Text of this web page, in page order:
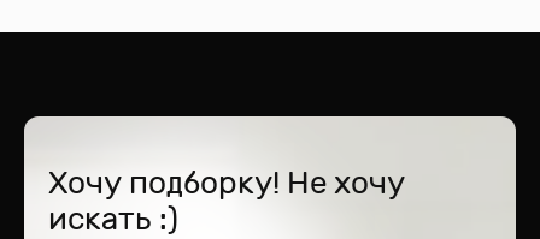
Хочу подборку! Не хочу
искать :)